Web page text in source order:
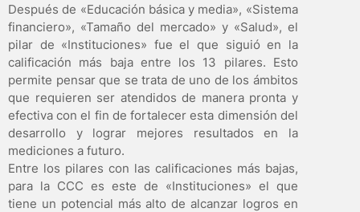
Después de «Educación básica y media», «Sistema
financiero», «Tamaño del mercado» y «Salud», el
pilar de «Instituciones» fue el que siguió en la
calificación más baja entre los 13 pilares. Esto
permite pensar que se trata de uno de los ámbitos
que requieren ser atendidos de manera pronta y
efectiva con el fin de fortalecer esta dimensión del
desarrollo y lograr mejores resultados en la
mediciones a futuro.
Entre los pilares con las calificaciones más bajas,
para la CCC es este de «Instituciones» el que
tiene un potencial más alto de alcanzar logros en